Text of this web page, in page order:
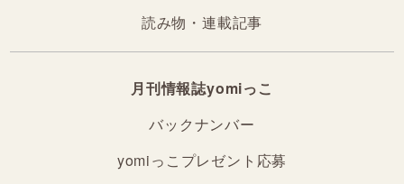
読み物・連載記事
月刊情報誌yomiっこ
バックナンバー
yomiっこプレゼント応募